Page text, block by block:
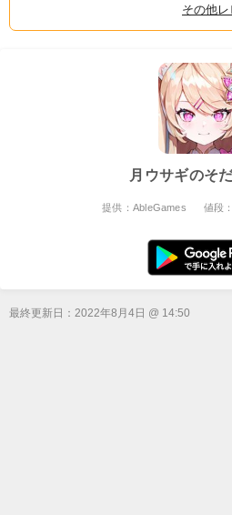
その他
月ウサギのそ
提供：AbleGames 値段
最終更新日： 2022年8月4日 @ 14:50